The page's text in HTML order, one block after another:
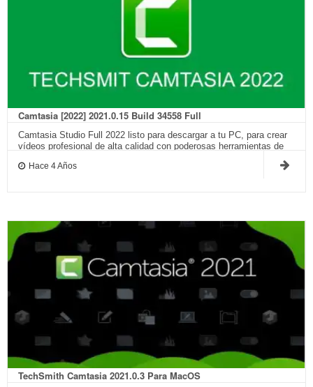
Camtasia [2022] 2021.0.15 Build 34558 Full
Camtasia Studio Full 2022 listo para descargar a tu PC, para crear
vídeos profesional de alta calidad con poderosas herramientas de
Hace 4 Años
TechSmith Camtasia 2021.0.3 Para MacOS